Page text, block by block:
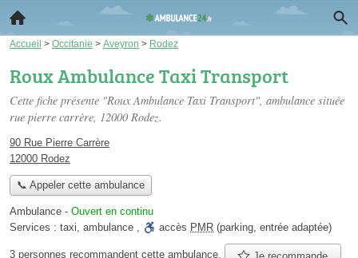
Accueil > Occitanie > Aveyron > Rodez
Roux Ambulance Taxi Transport
Cette fiche présente "Roux Ambulance Taxi Transport", ambulance située
rue pierre carrère, 12000 Rodez.
90 Rue Pierre Carrère
12000 Rodez
📞 Appeler cette ambulance
Ambulance - Ouvert en continu
Services : taxi, ambulance , accès PMR (parking, entrée adaptée)
3 personnes recommandent cette ambulance.